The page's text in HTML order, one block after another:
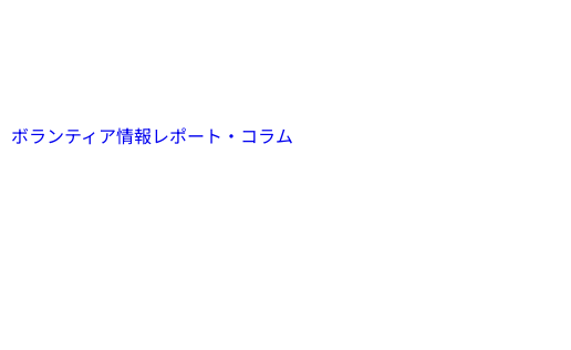
ボランティア情報レポート・コラム